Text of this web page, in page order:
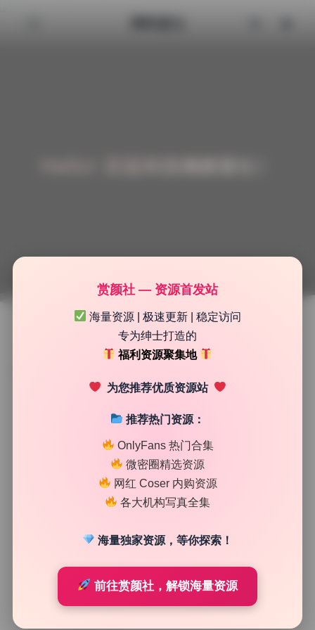
高清美图专区
夏美酱 私拍作品合集稀有完整无删2套高清视频55套嫩
赏颜社 — 资源首发站
海量资源 | 极速更新 | 稳定访问
专为绅士打造的
福利资源聚集地
为您推荐优质资源站
推荐热门资源：
OnlyFans 热门合集
微密圈精选资源
网红 Coser 内购资源
各大机构写真全集
海量独家资源，等你探索！
前往赏颜社，解锁海量资源